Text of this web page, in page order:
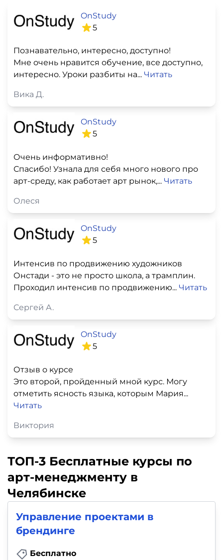
OnStudy
5
Познавательно, интересно, доступно!
Мне очень нравится обучение, все доступно,
интересно. Уроки разбиты на... Читать
Вика Д.
OnStudy
5
Очень информативно!
Спасибо! Узнала для себя много нового про
арт-среду, как работает арт рынок,... Читать
Олеся
OnStudy
5
Интенсив по продвижению художников
Онстади - это не просто школа, а трамплин.
Проходил интенсив по продвижению... Читать
Сергей А.
OnStudy
5
Отзыв о курсе
Это второй, пройденный мной курс. Могу
отметить ясность языка, которым Мария...
Читать
Виктория
ТОП-3 Бесплатные курсы по
арт-менеджменту в
Челябинске
Управление проектами в
брендинге
Бесплатно